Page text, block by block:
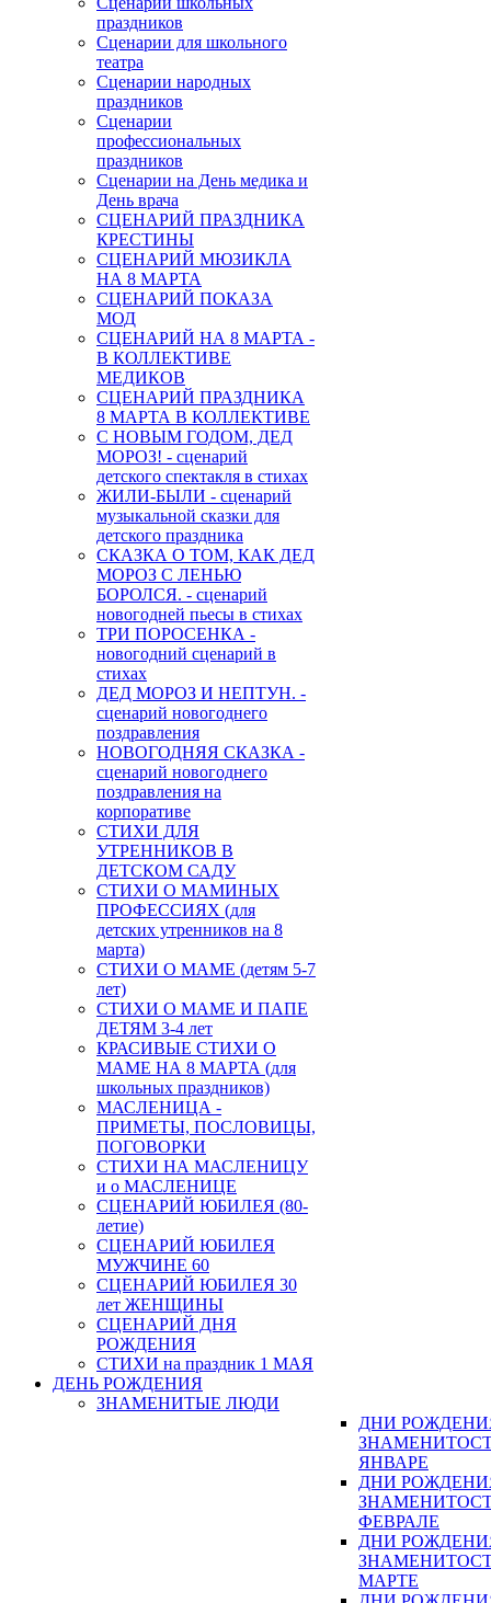
праздников
Сценарии для школьного
театра
Сценарии народных
праздников
Сценарии
профессиональных
праздников
Сценарии на День медика и
День врача
СЦЕНАРИЙ ПРАЗДНИКА
КРЕСТИНЫ
СЦЕНАРИЙ МЮЗИКЛА
НА 8 МАРТА
СЦЕНАРИЙ ПОКАЗА
МОД
СЦЕНАРИЙ НА 8 МАРТА -
В КОЛЛЕКТИВЕ
МЕДИКОВ
СЦЕНАРИЙ ПРАЗДНИКА
8 МАРТА В КОЛЛЕКТИВЕ
С НОВЫМ ГОДОМ, ДЕД
МОРОЗ! - сценарий
детского спектакля в стихах
ЖИЛИ-БЫЛИ - сценарий
музыкальной сказки для
детского праздника
СКАЗКА О ТОМ, КАК ДЕД
МОРОЗ С ЛЕНЬЮ
БОРОЛСЯ. - сценарий
новогодней пьесы в стихах
ТРИ ПОРОСЕНКА -
новогодний сценарий в
стихах
ДЕД МОРОЗ И НЕПТУН. -
сценарий новогоднего
поздравления
НОВОГОДНЯЯ СКАЗКА -
сценарий новогоднего
поздравления на
корпоративе
СТИХИ ДЛЯ
УТРЕННИКОВ В
ДЕТСКОМ САДУ
СТИХИ О МАМИНЫХ
ПРОФЕССИЯХ (для
детских утренников на 8
марта)
СТИХИ О МАМЕ (детям 5-7
лет)
СТИХИ О МАМЕ И ПАПЕ
ДЕТЯМ 3-4 лет
КРАСИВЫЕ СТИХИ О
МАМЕ НА 8 МАРТА (для
школьных праздников)
МАСЛЕНИЦА -
ПРИМЕТЫ, ПОСЛОВИЦЫ,
ПОГОВОРКИ
СТИХИ НА МАСЛЕНИЦУ
и о МАСЛЕНИЦЕ
СЦЕНАРИЙ ЮБИЛЕЯ (80-
летие)
СЦЕНАРИЙ ЮБИЛЕЯ
МУЖЧИНЕ 60
СЦЕНАРИЙ ЮБИЛЕЯ 30
лет ЖЕНЩИНЫ
СЦЕНАРИЙ ДНЯ
РОЖДЕНИЯ
СТИХИ на праздник 1 МАЯ
ДЕНЬ РОЖДЕНИЯ
ЗНАМЕНИТЫЕ ЛЮДИ
ДНИ
ЯНВАРЕ
ДНИ
ФЕВРАЛЕ
ДНИ
МАРТЕ